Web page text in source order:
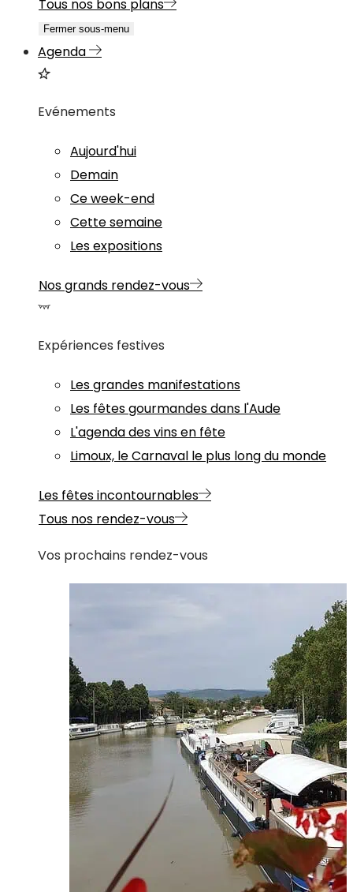
Tous nos bons plans
Fermer sous-menu
Agenda
Evénements
Aujourd'hui
Demain
Ce week-end
Cette semaine
Les expositions
Nos grands rendez-vous
Expériences festives
Les grandes manifestations
Les fêtes gourmandes dans l'Aude
L'agenda des vins en fête
Limoux, le Carnaval le plus long du monde
Les fêtes incontournables
Tous nos rendez-vous
Vos prochains rendez-vous